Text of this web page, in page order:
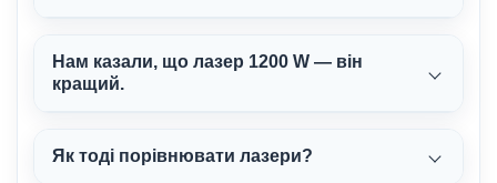
Нам казали, що лазер 1200 W — він
кращий.
Як тоді порівнювати лазери?